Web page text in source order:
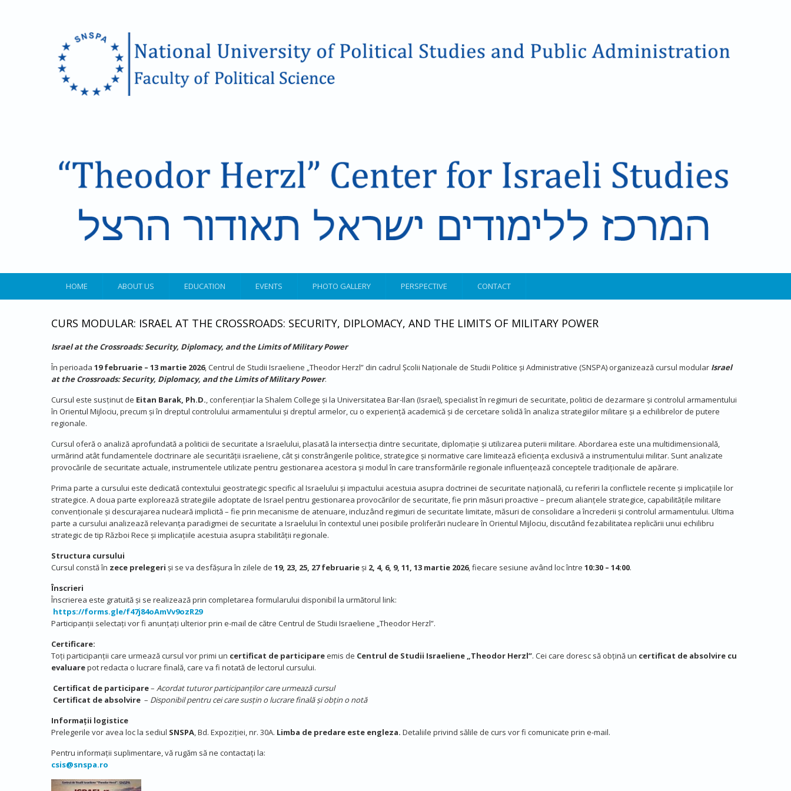
HOME ABOUT US EDUCATION EVENTS PHOTO GALLERY PERSPECTIVE CONTACT
CURS MODULAR: ISRAEL AT THE CROSSROADS: SECURITY, DIPLOMACY, AND THE LIMITS OF MILITARY POWER
Israel at the Crossroads: Security, Diplomacy, and the Limits of Military Power
În perioada 19 februarie – 13 martie 2026, Centrul de Studii Israeliene „Theodor Herzl” din cadrul Școlii Naționale de Studii Politice și Administrative (SNSPA) organizează cursul modular Israel
at the Crossroads: Security, Diplomacy, and the Limits of Military Power.
Cursul este susținut de Eitan Barak, Ph.D., conferențiar la Shalem College și la Universitatea Bar-Ilan (Israel), specialist în regimuri de securitate, politici de dezarmare și controlul armamentului
în Orientul Mijlociu, precum și în dreptul controlului armamentului și dreptul armelor, cu o experiență academică și de cercetare solidă în analiza strategiilor militare și a echilibrelor de putere
regionale.
Cursul oferă o analiză aprofundată a politicii de securitate a Israelului, plasată la intersecția dintre securitate, diplomație și utilizarea puterii militare. Abordarea este una multidimensională,
urmărind atât fundamentele doctrinare ale securității israeliene, cât și constrângerile politice, strategice și normative care limitează eficiența exclusivă a instrumentului militar. Sunt analizate
provocările de securitate actuale, instrumentele utilizate pentru gestionarea acestora și modul în care transformările regionale influențează conceptele tradiționale de apărare.
Prima parte a cursului este dedicată contextului geostrategic specific al Israelului și impactului acestuia asupra doctrinei de securitate națională, cu referiri la conflictele recente și implicațiile lor
strategice. A doua parte explorează strategiile adoptate de Israel pentru gestionarea provocărilor de securitate, fie prin măsuri proactive – precum alianțele strategice, capabilitățile militare
convenționale și descurajarea nucleară implicită – fie prin mecanisme de atenuare, incluzând regimuri de securitate limitate, măsuri de consolidare a încrederii și controlul armamentului. Ultima
parte a cursului analizează relevanța paradigmei de securitate a Israelului în contextul unei posibile proliferări nucleare în Orientul Mijlociu, discutând fezabilitatea replicării unui echilibru
strategic de tip Război Rece și implicațiile acestuia asupra stabilității regionale.
Structura cursului
Cursul constă în zece prelegeri și se va desfășura în zilele de 19, 23, 25, 27 februarieși 2, 4, 6, 9, 11, 13 martie 2026, fiecare sesiune având loc între 10:30 – 14:00.
Înscrieri
Înscrierea este gratuită și se realizează prin completarea formularului disponibil la următorul link:
https://forms.gle/f47j84oAmVv9ozR29
Participanții selectați vor fi anunțați ulterior prin e-mail de către Centrul de Studii Israeliene „Theodor Herzl”.
Certificare:
Toți participanții care urmează cursul vor primi un certificat de participareemis de Centrul de Studii Israeliene „Theodor Herzl”. Cei care doresc să obțină un certificat de absolvire cu
evaluarepot redacta o lucrare finală, care va fi notată de lectorul cursului.
Certificat de participare– Acordat tuturor participanților care urmează cursul
Certificat de absolvire – Disponibil pentru cei care susțin o lucrare finală și obțin o notă
Informații logistice
Prelegerile vor avea loc la sediul SNSPA, Bd. Expoziției, nr. 30A. Limba de predare este engleza. Detaliile privind sălile de curs vor fi comunicate prin e-mail.
Pentru informații suplimentare, vă rugăm să ne contactați la:
csis@snspa.ro